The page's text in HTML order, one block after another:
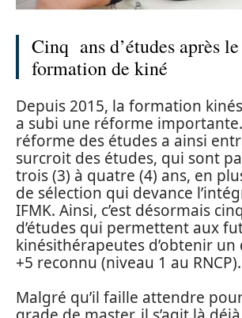
Cinq ans d’études après
formation de kiné
Depuis 2015, la formation
a subi une réforme
réforme des études a ainsi
surcroit des études, qui sont
trois (3) à quatre (4) ans, en
de sélection qui devance
IFMK. Ainsi, c’est désormais
d’études qui permettent aux
kinésithérapeutes d’obtenir
+5 reconnu (niveau 1 au RNCP).
Malgré qu’il faille attendre